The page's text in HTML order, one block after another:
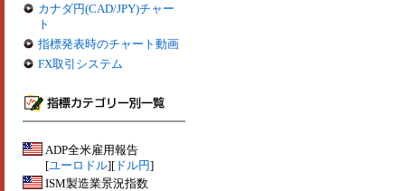
カナダ円(CAD/JPY)チャー
ト
指標発表時のチャート動画
FX取引システム
ADP全米雇用報告
[ユーロドル][ ドル円]
ISM製造業景況指数